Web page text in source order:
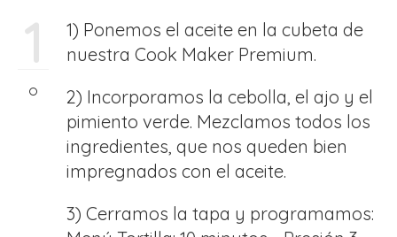
1
1) Ponemos el aceite en la cubeta de
nuestra Cook Maker Premium.
2) Incorporamos la cebolla, el ajo y el
pimiento verde. Mezclamos todos los
ingredientes, que nos queden bien
impregnados con el aceite.
3) Cerramos la tapa y programamos: